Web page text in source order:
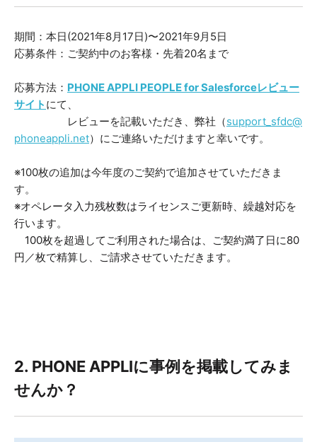
期間：本日(2021年8月17日)〜2021年9月5日
応募条件：ご契約中のお客様・先着20名まで
応募方法： PHONE APPLI PEOPLE for Salesforceレビュー
サイト にて、
レビューを記載いただき、弊社（support_sfdc@
phoneappli.net）にご連絡いただけますと幸いです。
※100枚の追加は今年度のご契約で追加させていただきま
す。
※オペレータ入力残枚数はライセンスご更新時、繰越対応を
行います。
100枚を超過してご利用された場合は、ご契約満了日に80
円／枚で精算し、ご請求させていただきます。
2. PHONE APPLIに事例を掲載してみま
せんか？